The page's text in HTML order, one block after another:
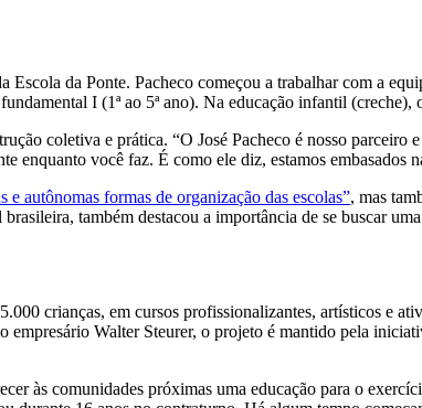
da Ponte. Pacheco começou a trabalhar com a
I (1ª ao 5ª ano). Na educação infantil (creche),
coletiva e prática. “O José Pacheco é nosso parceiro
enquanto você faz. É como ele diz, estamos embasados
autônomas formas de organização das escolas”, mas
também destacou a importância de se buscar
crianças, em cursos profissionalizantes, artísticos e
Walter Steurer, o projeto é mantido pela
às comunidades próximas uma educação para o